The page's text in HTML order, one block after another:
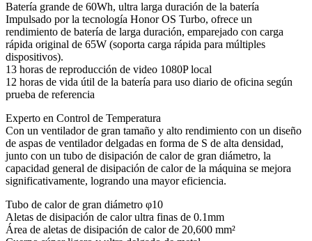
Batería grande de 60Wh, ultra larga duración de la batería
Impulsado por la tecnología Honor OS Turbo, ofrece un
rendimiento de batería de larga duración, emparejado con carga
rápida original de 65W (soporta carga rápida para múltiples
dispositivos).
13 horas de reproducción de video 1080P local
12 horas de vida útil de la batería para uso diario de oficina según
prueba de referencia
Experto en Control de Temperatura
Con un ventilador de gran tamaño y alto rendimiento con un diseño
de aspas de ventilador delgadas en forma de S de alta densidad,
junto con un tubo de disipación de calor de gran diámetro, la
capacidad general de disipación de calor de la máquina se mejora
significativamente, logrando una mayor eficiencia.
Tubo de calor de gran diámetro φ10
Aletas de disipación de calor ultra finas de 0.1mm
Área de aletas de disipación de calor de 20,600 mm²